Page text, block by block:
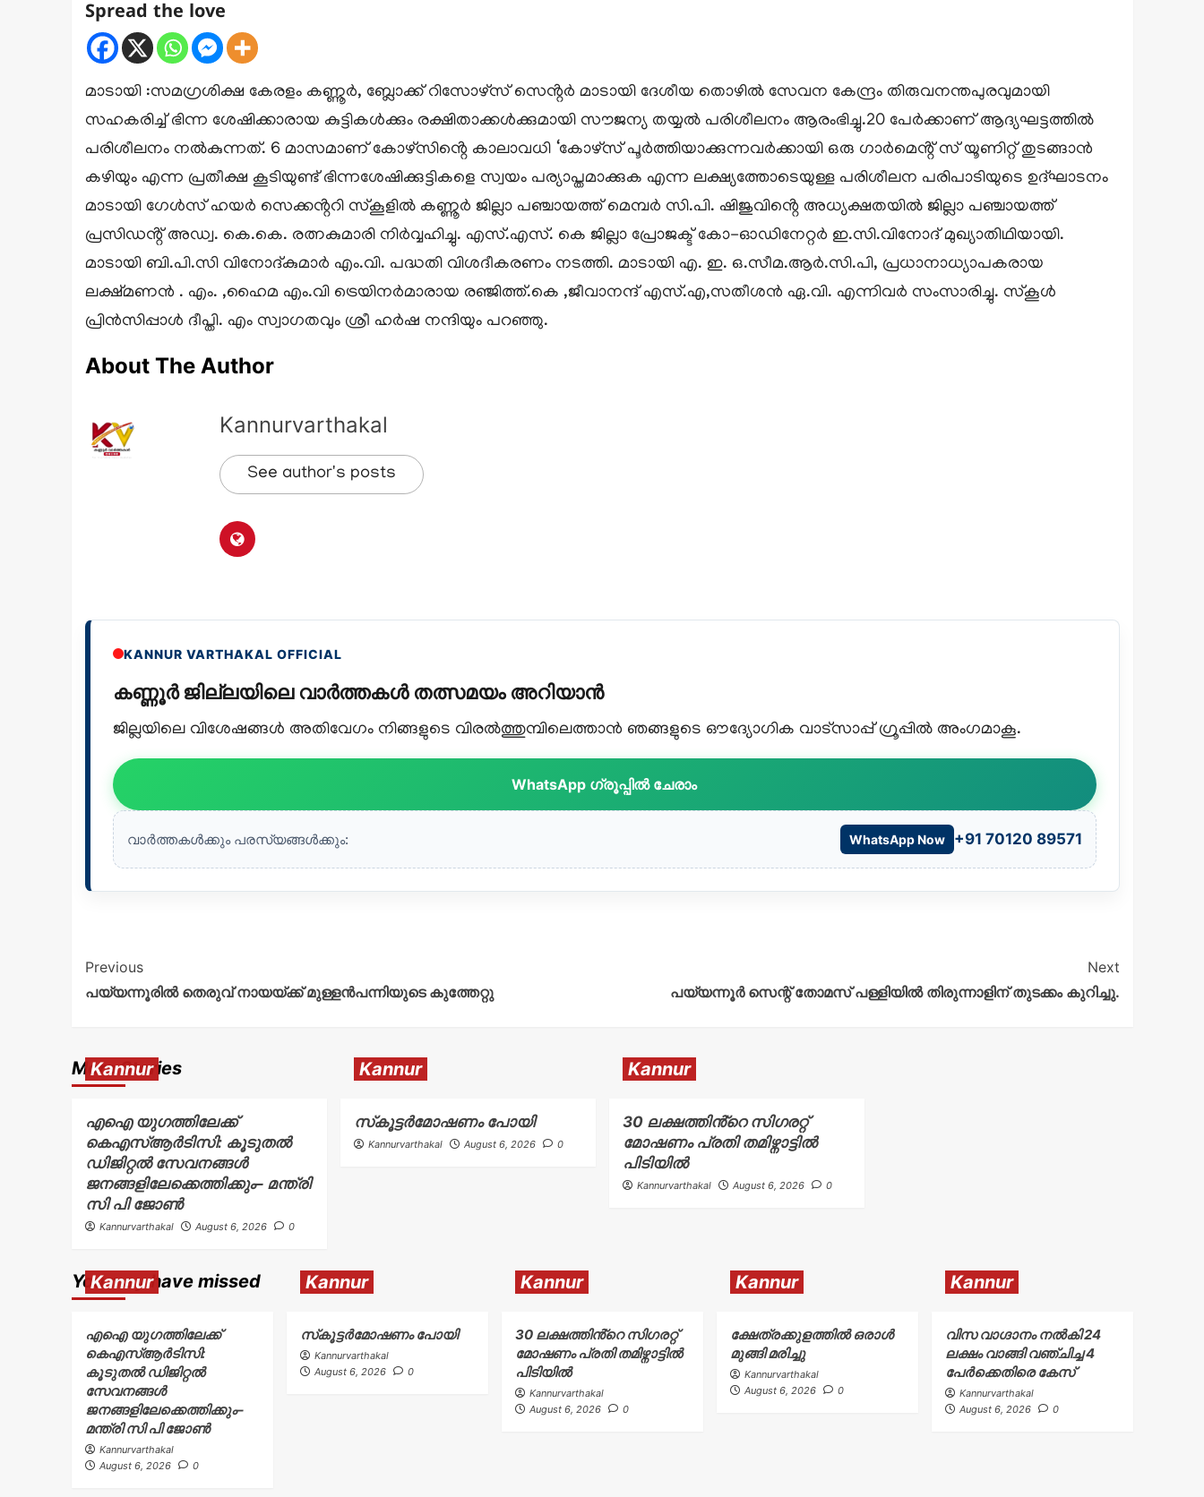
Spread the love
മാടായി :സമഗ്രശിക്ഷ കേരളം കണ്ണൂർ, ബ്ലോക്ക് റിസോഴ്സ് സെൻ്റർ മാടായി ദേശീയ തൊഴിൽ സേവന കേന്ദ്രം തിരുവനന്തപുരവുമായി
സഹകരിച്ച് ഭിന്ന ശേഷിക്കാരായ കുട്ടികൾക്കും രക്ഷിതാക്കൾക്കുമായി സൗജന്യ തയ്യൽ പരിശീലനം ആരംഭിച്ചു.20 പേർക്കാണ് ആദ്യഘട്ടത്തിൽ
പരിശീലനം നൽകുന്നത്. 6 മാസമാണ് കോഴ്സിൻ്റെ കാലാവധി ‘കോഴ്സ് പൂർത്തിയാക്കുന്നവർക്കായി ഒരു ഗാർമെൻ്റ് സ് യൂണിറ്റ് തുടങ്ങാൻ
കഴിയും എന്ന പ്രതീക്ഷ കൂടിയുണ്ട് ഭിന്നശേഷിക്കുട്ടികളെ സ്വയം പര്യാപ്തമാക്കുക എന്ന ലക്ഷ്യത്തോടെയുള്ള പരിശീലന പരിപാടിയുടെ ഉദ്ഘാടനം
മാടായി ഗേൾസ് ഹയർ സെക്കൻ്ററി സ്കൂളിൽ കണ്ണൂർ ജില്ലാ പഞ്ചായത്ത് മെമ്പർ സി.പി. ഷിജുവിൻ്റെ അധ്യക്ഷതയിൽ ജില്ലാ പഞ്ചായത്ത്
പ്രസിഡൻ്റ് അഡ്വ. കെ.കെ. രത്നകുമാരി നിർവ്വഹിച്ചു. എസ്.എസ്. കെ ജില്ലാ പ്രോജക്ട് കോ-ഓഡിനേറ്റർ ഇ.സി.വിനോദ് മുഖ്യാതിഥിയായി.
മാടായി ബി.പി.സി വിനോദ്കുമാർ എം.വി. പദ്ധതി വിശദീകരണം നടത്തി. മാടായി എ. ഇ. ഒ.സീമ.ആർ.സി.പി, പ്രധാനാധ്യാപകരായ
ലക്ഷ്മണൻ . എം. ,ഹൈമ എം.വി ട്രെയിനർമാരായ രഞ്ജിത്ത്.കെ ,ജീവാനന്ദ് എസ്.എ,സതീശൻ ഏ.വി. എന്നിവർ സംസാരിച്ചു. സ്കൂൾ
പ്രിൻസിപ്പാൾ ദീപ്തി. എം സ്വാഗതവും ശ്രീ ഹർഷ നന്ദിയും പറഞ്ഞു.
About The Author
Kannurvarthakal
See author's posts
KANNUR VARTHAKAL OFFICIAL
കണ്ണൂർ ജില്ലയിലെ വാർത്തകൾ തത്സമയം അറിയാൻ
ജില്ലയിലെ വിശേഷങ്ങൾ അതിവേഗം നിങ്ങളുടെ വിരൽത്തുമ്പിലെത്താൻ ഞങ്ങളുടെ ഔദ്യോഗിക വാട്സാപ്പ് ഗ്രൂപ്പിൽ അംഗമാകൂ.
WhatsApp ഗ്രൂപ്പിൽ ചേരാം
വാർത്തകൾക്കും പരസ്യങ്ങൾക്കും: WhatsApp Now +91 70120 89571
Previous
പയ്യന്നൂരിൽ തെരുവ് നായയ്ക്ക് മുള്ളൻപന്നിയുടെ കുത്തേറ്റു
Next
പയ്യന്നൂർ സെന്റ് തോമസ് പള്ളിയിൽ തിരുന്നാളിന് തുടക്കം കുറിച്ചു.
More Stories
Kannur
എഐ യുഗത്തിലേക്ക്
കെഎസ്ആർടിസി: കൂടുതൽ
ഡിജിറ്റൽ സേവനങ്ങൾ
ജനങ്ങളിലേക്കെത്തിക്കും– മന്ത്രി
സി പി ജോൺ
Kannurvarthakal August 6, 2026 0
Kannur
സ്‌കൂട്ടർമോഷണം പോയി
Kannurvarthakal August 6, 2026 0
Kannur
30 ലക്ഷത്തിൻ്റെ സിഗരറ്റ്
മോഷണം പ്രതി തമിഴ്നാട്ടിൽ
പിടിയിൽ
Kannurvarthakal August 6, 2026 0
You may have missed
Kannur
എഐ യുഗത്തിലേക്ക്
കെഎസ്ആർടിസി:
കൂടുതൽ ഡിജിറ്റൽ
സേവനങ്ങൾ
ജനങ്ങളിലേക്കെത്തിക്കും–
മന്ത്രി സി പി ജോൺ
Kannurvarthakal
August 6, 2026
0
Kannur
സ്‌കൂട്ടർമോഷണം പോയി
Kannurvarthakal
August 6, 2026
0
Kannur
30 ലക്ഷത്തിൻ്റെ സിഗരറ്റ്
മോഷണം പ്രതി തമിഴ്നാട്ടിൽ
പിടിയിൽ
Kannurvarthakal
August 6, 2026
0
Kannur
ക്ഷേത്രക്കുളത്തിൽ ഒരാൾ
മുങ്ങി മരിച്ചു
Kannurvarthakal
August 6, 2026
0
Kannur
വിസ വാഗ്ദാനം നൽകി 24
ലക്ഷം വാങ്ങി വഞ്ചിച്ച 4
പേർക്കെതിരെ കേസ്
Kannurvarthakal
August 6, 2026
0